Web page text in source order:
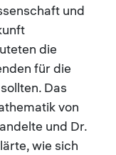
und
die
für die
Das
von
und Dr.
wie sich